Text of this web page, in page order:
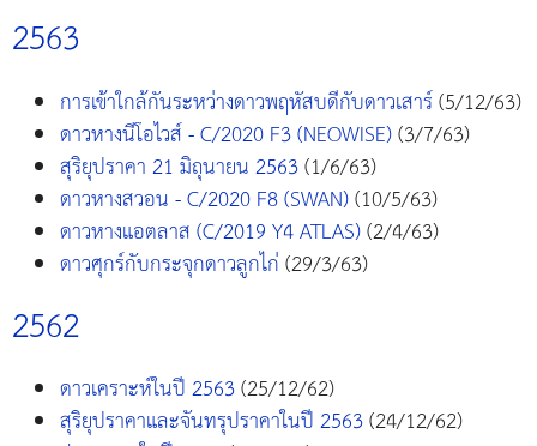
2563
การเข้าใกล้กันระหว่างดาวพฤหัสบดีกับดาวเสาร์(5/12/63)
ดาวหางนีโอไวส์ - C/2020 F3 (NEOWISE)(3/7/63)
สุริยุปราคา 21 มิถุนายน 2563(1/6/63)
ดาวหางสวอน - C/2020 F8 (SWAN)(10/5/63)
ดาวหางแอตลาส (C/2019 Y4 ATLAS)(2/4/63)
ดาวศุกร์กับกระจุกดาวลูกไก่(29/3/63)
2562
ดาวเคราะห์ในปี 2563(25/12/62)
สุริยุปราคาและจันทรุปราคาในปี 2563(24/12/62)